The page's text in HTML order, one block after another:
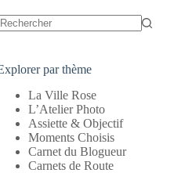
par thème
La Ville Rose
L’Atelier Photo
Assiette & Objectif
Moments Choisis
Carnet du Blogueur
Carnets de Route